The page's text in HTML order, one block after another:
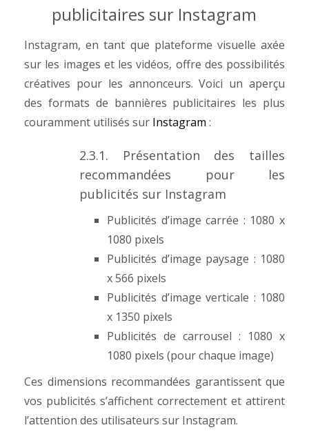
publicitaires sur Instagram
Instagram, en tant que plateforme visuelle axée
sur les images et les vidéos, offre des possibilités
créatives pour les annonceurs. Voici un aperçu
des formats de bannières publicitaires les plus
couramment utilisés sur Instagram :
2.3.1. Présentation des tailles
recommandées pour les
publicités sur Instagram
Publicités d’image carrée : 1080 x
1080 pixels
Publicités d’image paysage : 1080
x 566 pixels
Publicités d’image verticale : 1080
x 1350 pixels
Publicités de carrousel : 1080 x
1080 pixels (pour chaque image)
Ces dimensions recommandées garantissent que
vos publicités s’affichent correctement et attirent
l’attention des utilisateurs sur Instagram.